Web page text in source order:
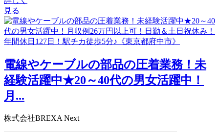
見る
電線やケーブルの部品の圧着業務！未
経験活躍中★20～40代の男女活躍中！
月...
株式会社BREXA Next